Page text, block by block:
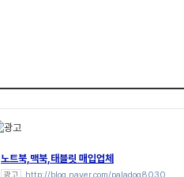
노트북,맥북,태블릿 매입업체